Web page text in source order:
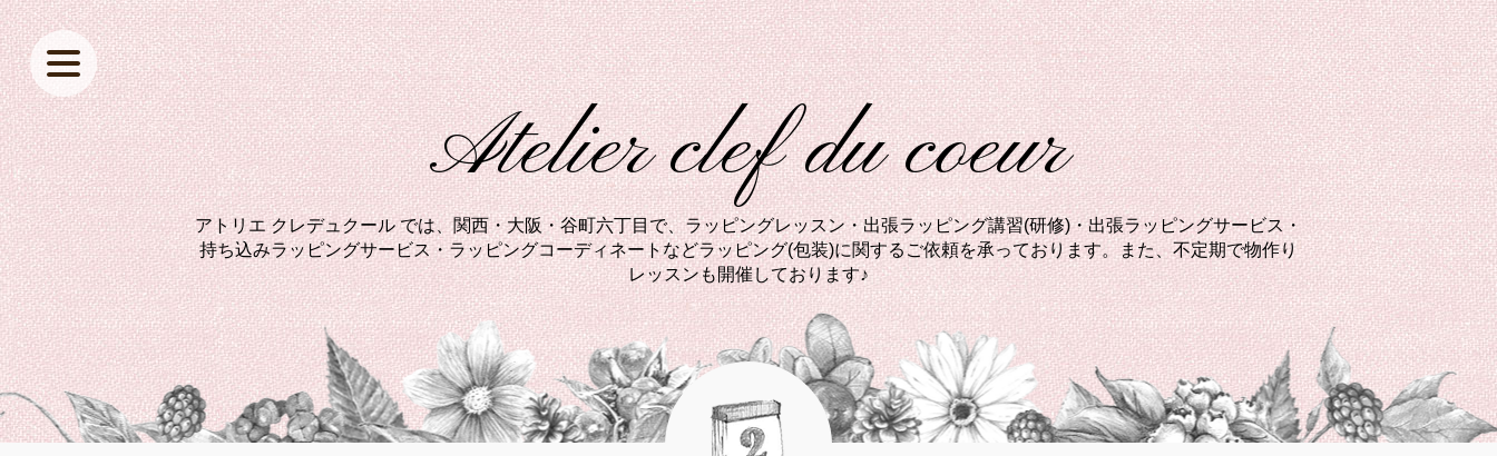
Atelier clef du coeur
アトリエ クレデュクール では、関西・大阪・谷町六丁目で、ラッピングレッスン・出張ラッピング講習(研修)・出張ラッピングサービス・
持ち込みラッピングサービス・ラッピングコーディネートなどラッピング(包装)に関するご依頼を承っております。また、不定期で物作り
レッスンも開催しております♪